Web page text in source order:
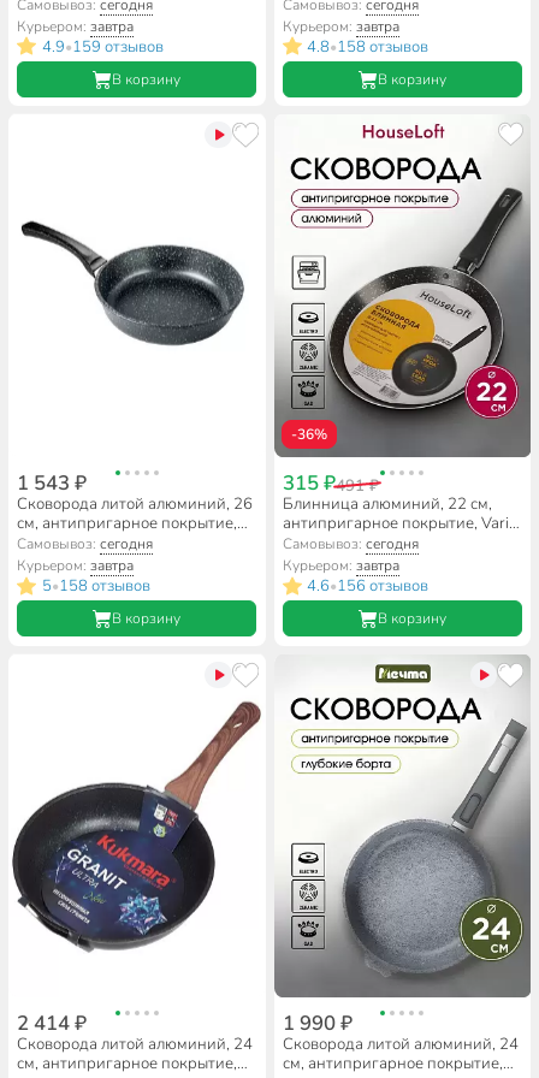
сгг280а
Самовывоз:сегодня
Курьером:завтра
4.9•159 отзывов
В корзину
Daniks, K-8000.4
Самовывоз: сегодня
Курьером: завтра
4.8•158 отзывов
В корзину
1 543 ₽
Сковорода литой алюминий, 26
см, антипригарное покрытие,
Горница, Гранит, с2651аг
Самовывоз:сегодня
Курьером:завтра
5•158 отзывов
В корзину
-36%
315 ₽491 ₽
Блинница алюминий, 22 см,
антипригарное покрытие, Vari,
HouseLoft, черный гранит,
HL52122, пластиковая ручка
Самовывоз: сегодня
Курьером: завтра
4.6•156 отзывов
В корзину
2 414 ₽
Сковорода литой алюминий, 24
см, антипригарное покрытие,
1 990 ₽
Сковорода литой алюминий, 24
см, антипригарное покрытие,